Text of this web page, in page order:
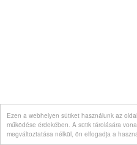
Ezen a webhelyen sütiket használunk az
működése érdekében. A sütik tárolására
megváltoztatása nélkül, ön elfogadja a